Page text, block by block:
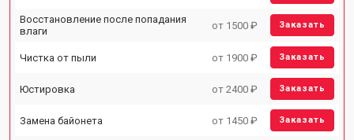
Восстановление после попадания
влаги
от 1500 ₽ Заказать
Чистка от пыли от 1900 ₽ Заказать
Юстировка от 2400 ₽ Заказать
Замена байонета от 1450 ₽ Заказать